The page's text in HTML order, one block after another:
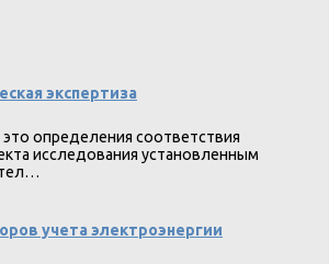
экспертиза
это определения соответствия
исследования установленным
учета электроэнергии